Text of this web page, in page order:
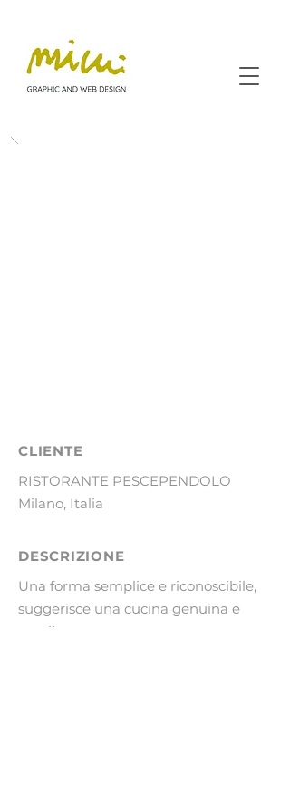
CLIENTE
RISTORANTE PESCEPENDOLO
Milano, Italia
DESCRIZIONE
Una forma semplice e riconoscibile,
suggerisce una cucina genuina e
casalinga